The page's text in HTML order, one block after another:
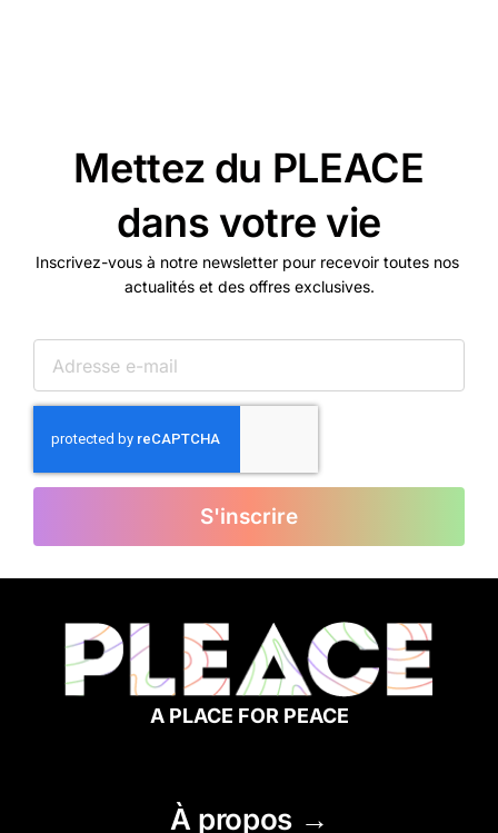
Mettez du PLEACE
dans votre vie
Inscrivez-vous à notre newsletter pour recevoir toutes nos
actualités et des offres exclusives.
S'inscrire
A PLACE FOR PEACE
À propos →